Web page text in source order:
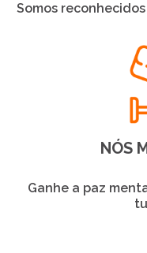
Somos
NÓS
Ganhe a paz